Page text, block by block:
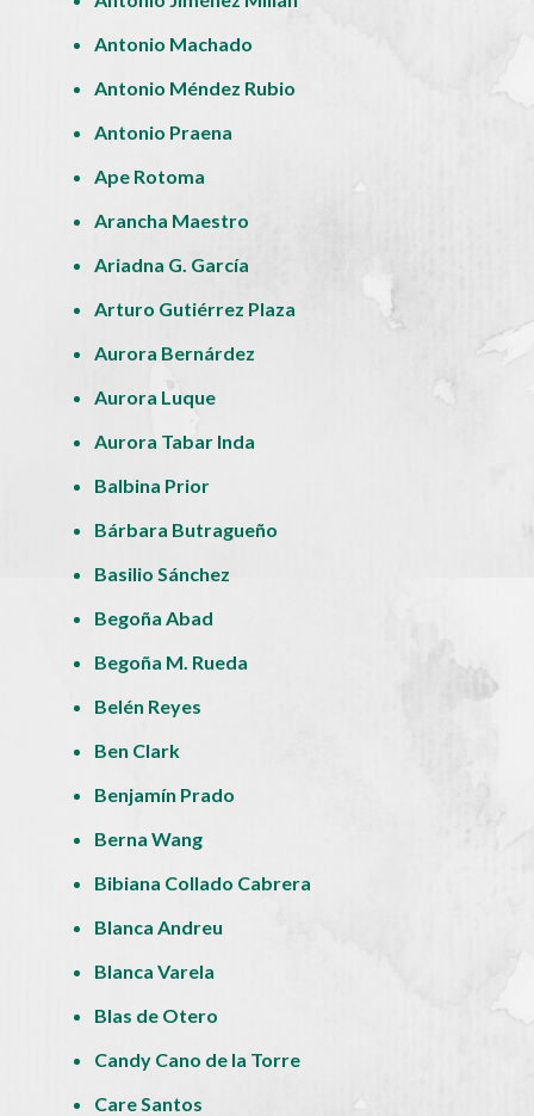
Antonio Machado
Antonio Méndez Rubio
Antonio Praena
Ape Rotoma
Arancha Maestro
Ariadna G. García
Arturo Gutiérrez Plaza
Aurora Bernárdez
Aurora Luque
Aurora Tabar Inda
Balbina Prior
Bárbara Butragueño
Basilio Sánchez
Begoña Abad
Begoña M. Rueda
Belén Reyes
Ben Clark
Benjamín Prado
Berna Wang
Bibiana Collado Cabrera
Blanca Andreu
Blanca Varela
Blas de Otero
Candy Cano de la Torre
Care Santos